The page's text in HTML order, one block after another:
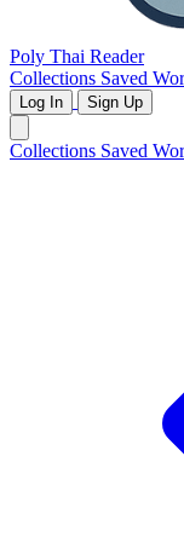
Poly Thai Reader
Collections Saved
Log In Sign Up
Collections Saved